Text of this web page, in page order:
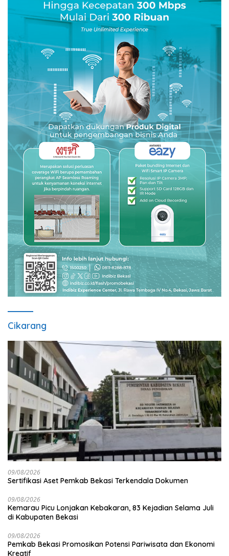
Cikarang
09/08/2026
Sertifikasi Aset Pemkab Bekasi Terkendala Dokumen
09/08/2026
Kemarau Picu Lonjakan Kebakaran, 83 Kejadian Selama Juli
di Kabupaten Bekasi
09/08/2026
Pemkab Bekasi Promosikan Potensi Pariwisata dan Ekonomi
Kreatif